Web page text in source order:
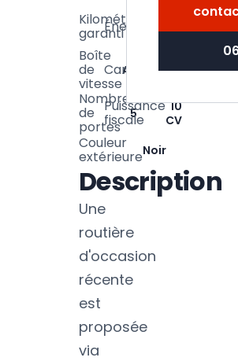
Kilométrage
garantiÉnergie
Boîte
de
vitesse
Automatique
CarrosserieRoutiere
Nombre
de
portes
5
Puissance
fiscale
10
CV
Couleur
extérieureNoir
Description
Une
routière
d'occasion
récente
est
proposée
via